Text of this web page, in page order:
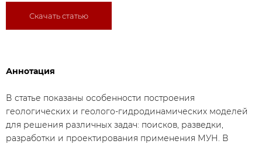
Скачать статью
Аннотация
В статье показаны особенности построения
геологических и геолого-гидродинамических моделей
для решения различных задач: поисков, разведки,
разработки и проектирования применения МУН. В